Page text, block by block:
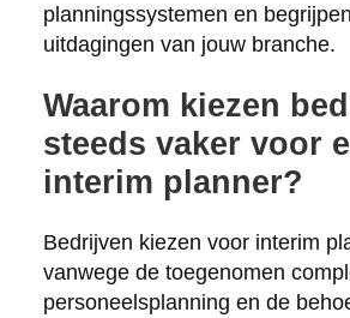
planningssystemen en
uitdagingen van jouw branche.
Waarom kiezen
steeds vaker voor
interim planner?
Bedrijven kiezen voor interim
vanwege de toegenomen
personeelsplanning en de